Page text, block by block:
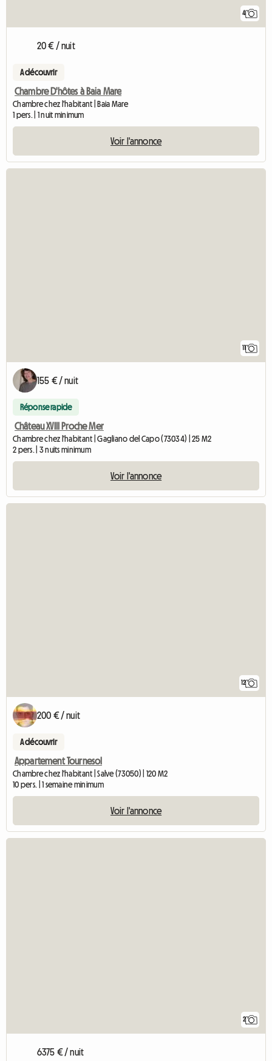
4
20 € / nuit
A découvrir
Chambre D'hôtes à Baia Mare
Chambre chez l'habitant | Baia Mare
1 pers. | 1 nuit minimum
Voir l'annonce
11
155 € / nuit
Réponse rapide
Château XVIII Proche Mer
Chambre chez l'habitant | Gagliano del Capo (73034) | 25 M2
2 pers. | 3 nuits minimum
Voir l'annonce
12
200 € / nuit
A découvrir
Appartement Tournesol
Chambre chez l'habitant | Salve (73050) | 120 M2
10 pers. | 1 semaine minimum
Voir l'annonce
2
6375 € / nuit